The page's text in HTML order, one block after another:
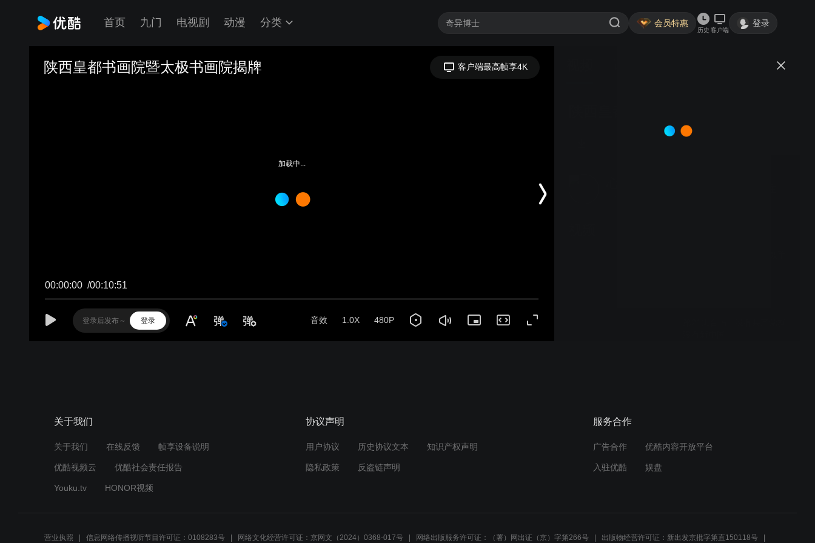
首页 九门 电视剧 动漫 分类 会员特惠
历史 客户端
登录
加载中...
之歌》
关于我们
关于我们 在线反馈 帧享设备说明
优酷视频云 优酷社会责任报告
Youku.tv HONOR视频
协议声明
用户协议 历史协议文本 知识产权声明
隐私政策 反盗链声明
服务合作
广告合作 优酷内容开放平台
入驻优酷 娱盘
营业执照 信息网络传播视听节目许可证：0108283号 网络文化经营许可证：京网文（2024）0368-017号 网络出版服务许可证：（署）网出证（京）字第266号 出版物经营许可证：新出发京批字第直150118号